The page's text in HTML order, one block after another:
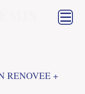
RENOVEE +